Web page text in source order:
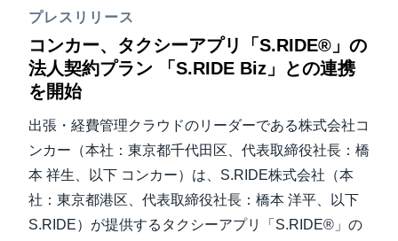
プレスリリース
コンカー、タクシーアプリ「S.RIDE®」の
法人契約プラン 「S.RIDE Biz」との連携
を開始
出張・経費管理クラウドのリーダーである株式会社コ
ンカー（本社：東京都千代田区、代表取締役社長：橋
本 祥生、以下 コンカー）は、S.RIDE株式会社（本
社：東京都港区、代表取締役社長：橋本 洋平、以下
S.RIDE）が提供するタクシーアプリ「S.RIDE®」の